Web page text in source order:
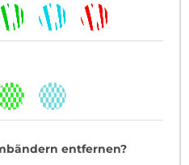
entfernen?